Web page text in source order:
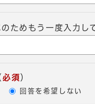
ためもう一度入力し
必須）
回答を希望しない